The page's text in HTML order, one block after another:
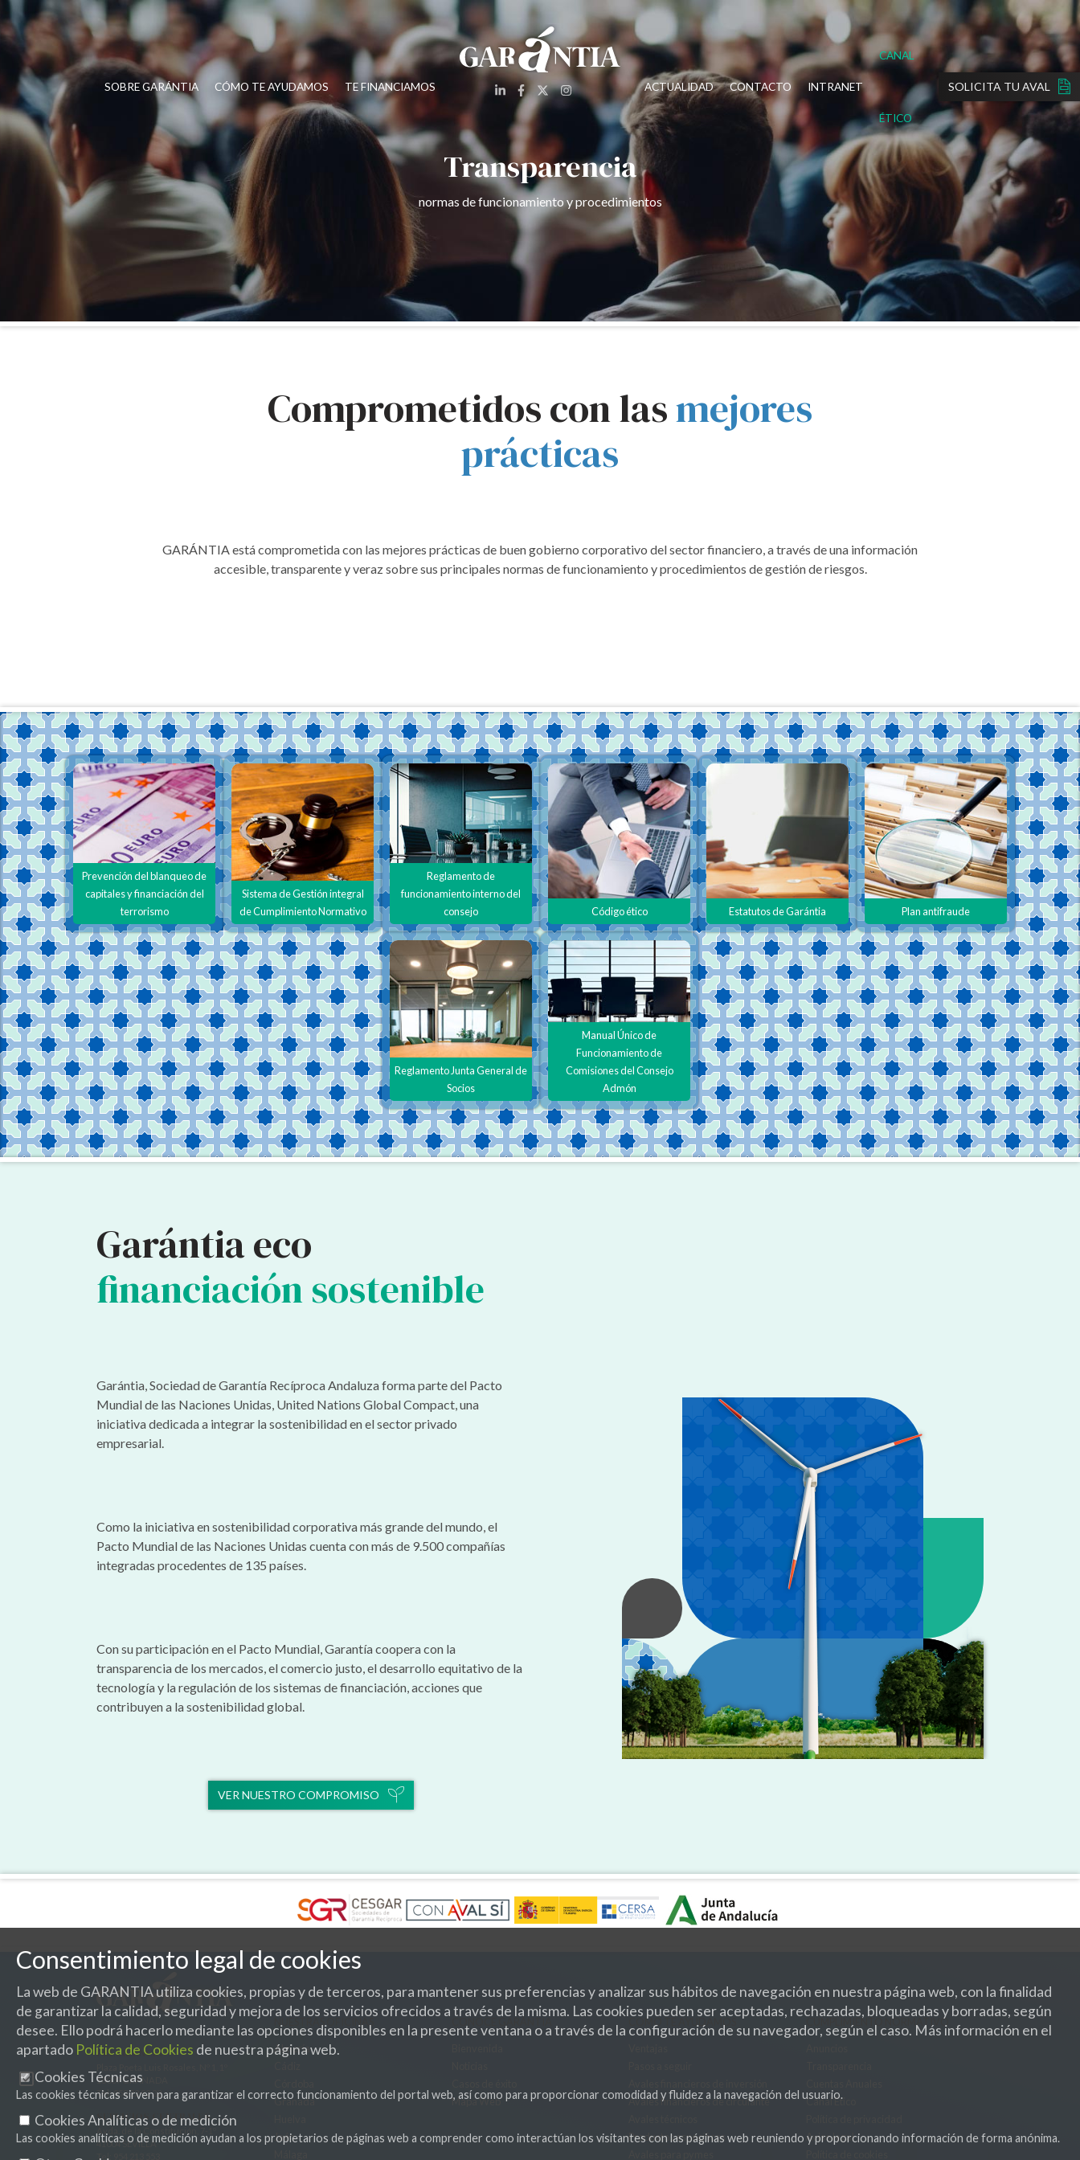
SOBRE GARÁNTIA CÓMO TE AYUDAMOS TE FINANCIAMOS ACTUALIDAD CONTACTO INTRANET
CANAL
ÉTICO
SOLICITA TU AVAL
Transparencia
normas de funcionamiento y procedimientos
Comprometidos con lasmejores
prácticas
GARÁNTIA está comprometida con las mejores prácticas de buen gobierno corporativo del sector financiero, a través de una información
accesible, transparente y veraz sobre sus principales normas de funcionamiento y procedimientos de gestión de riesgos.
Prevención del blanqueo de
capitales y financiación del
terrorismo
Sistema de Gestión integral
de Cumplimiento Normativo
Reglamento de
funcionamiento interno del
consejo
Código ético Estatutos de Garántia Plan antifraude
Reglamento Junta General de
Socios
Manual Único de
Funcionamiento de
Comisiones del Consejo
Admón
Garántia eco
financiación sostenible
Garántia, Sociedad de Garantía Recíproca Andaluza forma parte del Pacto
Mundial de las Naciones Unidas, United Nations Global Compact, una
iniciativa dedicada a integrar la sostenibilidad en el sector privado
empresarial.
Como la iniciativa en sostenibilidad corporativa más grande del mundo, el
Pacto Mundial de las Naciones Unidas cuenta con más de 9.500 compañías
integradas procedentes de 135 países.
Con su participación en el Pacto Mundial, Garantía coopera con la
transparencia de los mercados, el comercio justo, el desarrollo equitativo de la
tecnología y la regulación de los sistemas de financiación, acciones que
contribuyen a la sostenibilidad global.
VER NUESTRO COMPROMISO
PRESIDENCIA
18009 GRANADA
Tel:958 22 92 22
SERVICIOS CENTRALES
41004 SEVILLA
Tel:
Almería
Granada
Jaén
Mapa Web
COMO TE AYUDAMOS
Avales financieros de circulante
Productos específicos
CUMPLIMIENTO NORMATIVO
Canal Ético
Aviso legal
Consentimiento legal de cookies
La web de GARANTIA utiliza cookies, propias y de terceros, para mantener sus preferencias y analizar sus hábitos de navegación en nuestra página web, con la finalidad
de garantizar la calidad, seguridad y mejora de los servicios ofrecidos a través de la misma. Las cookies pueden ser aceptadas, rechazadas, bloqueadas y borradas, según
desee. Ello podrá hacerlo mediante las opciones disponibles en la presente ventana o a través de la configuración de su navegador, según el caso. Más información en el
apartado Política de Cookies de nuestra página web.
Cookies Técnicas
Las cookies técnicas sirven para garantizar el correcto funcionamiento del portal web, así como para proporcionar comodidad y fluidez a la navegación del usuario.
Cookies Analíticas o de medición
Las cookies analíticas o de medición ayudan a los propietarios de páginas web a comprender como interactúan los visitantes con las páginas web reuniendo y proporcionando información de forma anónima.